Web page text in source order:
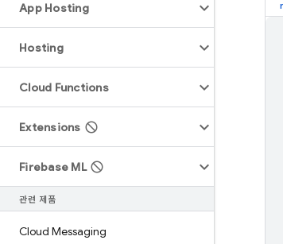
App Hosting
Hosting
Cloud Functions
Extensions
Firebase ML
관련 제품
Cloud Messaging